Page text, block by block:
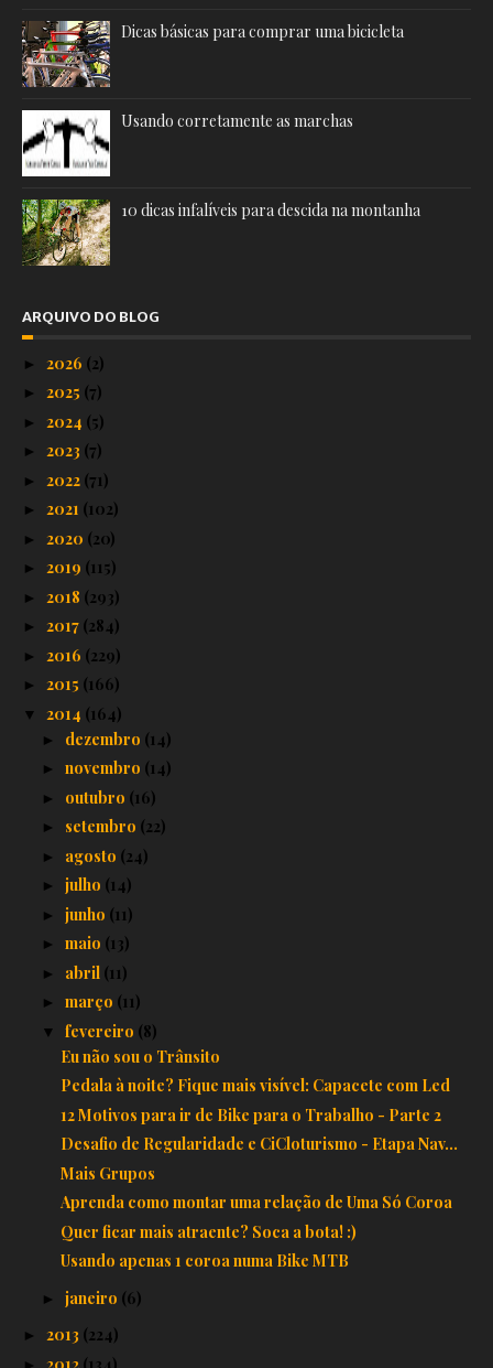
Dicas básicas para comprar uma bicicleta
Usando corretamente as marchas
10 dicas infalíveis para descida na montanha
ARQUIVO DO BLOG
► 2026 (2)
► 2025 (7)
► 2024 (5)
► 2023 (7)
► 2022 (71)
► 2021 (102)
► 2020 (20)
► 2019 (115)
► 2018 (293)
► 2017 (284)
► 2016 (229)
► 2015 (166)
▼ 2014 (164)
► dezembro (14)
► novembro (14)
► outubro (16)
► setembro (22)
► agosto (24)
► julho (14)
► junho (11)
► maio (13)
► abril (11)
► março (11)
▼ fevereiro (8)
Eu não sou o Trânsito
Pedala à noite? Fique mais visível: Capacete com Led
12 Motivos para ir de Bike para o Trabalho - Parte 2
Desafio de Regularidade e CiCloturismo - Etapa Nav...
Mais Grupos
Aprenda como montar uma relação de Uma Só Coroa
Quer ficar mais atraente? Soca a bota! :)
Usando apenas 1 coroa numa Bike MTB
► janeiro (6)
► 2013 (224)
► 2012 (134)